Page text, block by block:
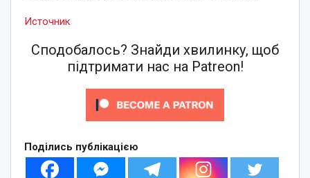
Источник
Сподобалось? Знайди хвилинку, щоб
підтримати нас на Patreon!
Поділись публікацією